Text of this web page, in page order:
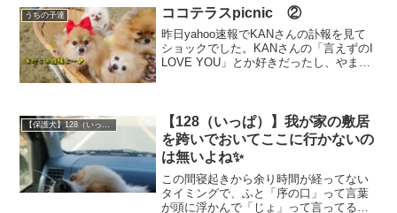
応和からし買ってるんだけどこれは正解
なのかしら❓❓さてさて、...
うちの子達 ココテラスpicnic ②
昨日yahoo速報でKANさんの訃報を見て
ショックでした。KANさんの「言えずのI
LOVE YOU」とか好きだったし、やまだ
に...
【128（いっぱ）】我が家の敷居
を跨いでおいてここに行かないの
は無いよね✨
この間寝起きから余り時間が経ってない
タイミングで、ふと「序の口」って言葉
が頭に浮かんで「じょ」って言ってる時